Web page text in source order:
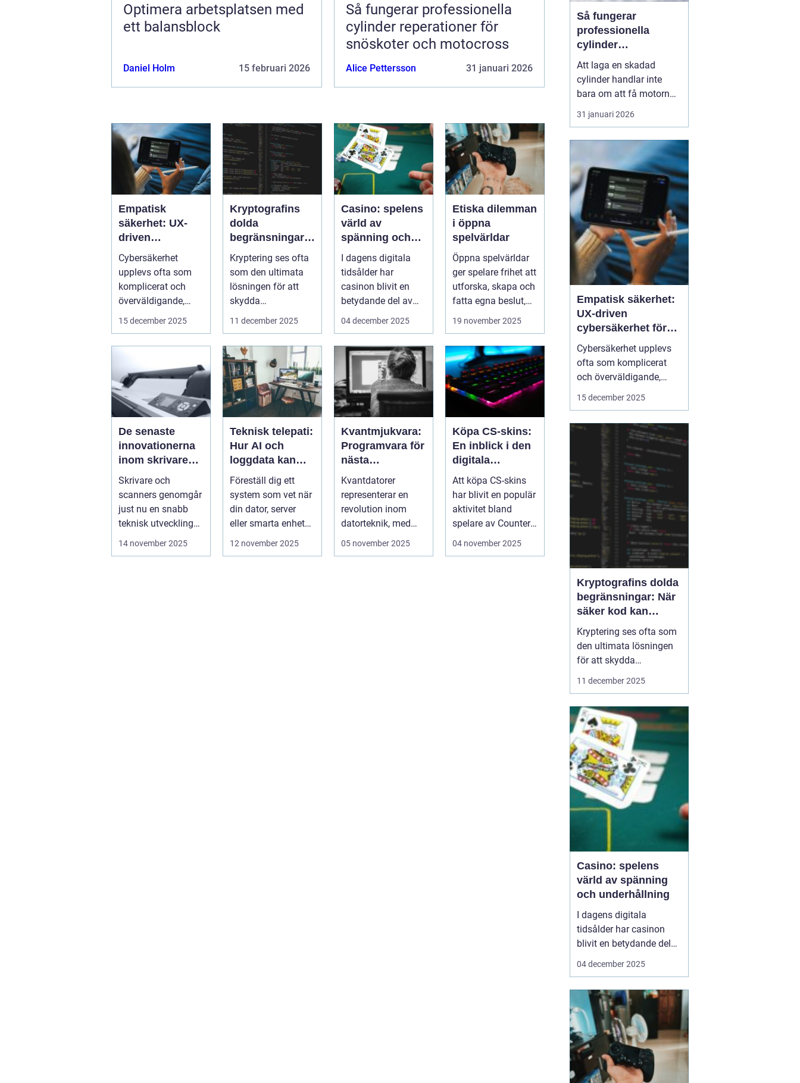
Optimera arbetsplatsen med
ett balansblock
Daniel Holm 15 februari 2026
Så fungerar professionella
cylinder reperationer för
snöskoter och motocross
Alice Pettersson 31 januari 2026
Empatisk
säkerhet: UX-
driven
cybersäkerhet
för icke-tekniska
användare
Cybersäkerhet
upplevs ofta som
komplicerat och
överväldigande,
särskilt för...
15 december 2025
Kryptografins
dolda
begränsningar:
När säker kod
kan missleda
företag
Kryptering ses ofta
som den ultimata
lösningen för att
skydda
företagsdata, men
11 december 2025
Casino: spelens
värld av
spänning och
underhållning
I dagens digitala
tidsålder har
casinon blivit en
betydande del av
onlineunderhållning
04 december 2025
Etiska dilemman
i öppna
spelvärldar
Öppna spelvärldar
ger spelare frihet att
utforska, skapa och
fatta egna beslut,
men med de...
19 november 2025
De senaste
innovationerna
inom skrivare
och scanners
Skrivare och
scanners genomgår
just nu en snabb
teknisk utveckling
som gör dem mer
14 november 2025
Teknisk telepati:
Hur AI och
loggdata kan
förutsäga fel
innan de händer
Föreställ dig ett
system som vet när
din dator, server
eller smarta enhet
kommer att ...
12 november 2025
Kvantmjukvara:
Programvara för
nästa
generations
Kvantdatorer
representerar en
revolution inom
datorteknik, med
kapacitet att lösa
05 november 2025
Köpa CS-skins:
En inblick i den
digitala
handelsvärlden
Att köpa CS-skins
har blivit en populär
aktivitet bland
spelare av Counter-
Strike: Global ...
04 november 2025
Så fungerar
professionella
cylinder
reperationer för
snöskoter och
motocross
Att laga en skadad
cylinder handlar inte
bara om att få motorn
att gå igen. En väl utförd
reparation förlänger
maskinen, ger stabil
prestanda och minskar
kostnaderna över tid.
Många förare upptäcker
först värdet av en bra
cylinder...
31 januari 2026
Empatisk säkerhet:
UX-driven
cybersäkerhet för
icke-tekniska
användare
Cybersäkerhet upplevs
ofta som komplicerat
och överväldigande,
särskilt för användare
säkerhetslösningar
fokuserar på teknik, men
ignorerar hur människor
faktiskt...
15 december 2025
Kryptografins dolda
begränsningar: När
säker kod kan
missleda företag
Kryptering ses ofta som
den ultimata lösningen
för att skydda
företagsdata, men
implementerad eller
missförstådd kryptografi
kan skapa en falsk
känsla av säkerhet som
f...
11 december 2025
Casino: spelens
värld av spänning
och underhållning
I dagens digitala
tidsålder har casinon
blivit en betydande del
av onlineunderhållning.
erbjuder casinovärlden
en oändlig mängd
möjligheter för spelare
att nj...
04 december 2025